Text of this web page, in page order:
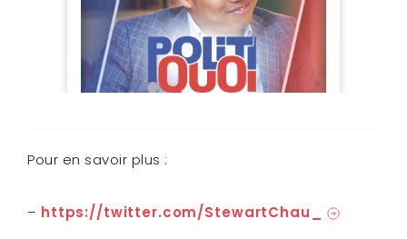
Pour en savoir plus :
– https://twitter.com/StewartChau_